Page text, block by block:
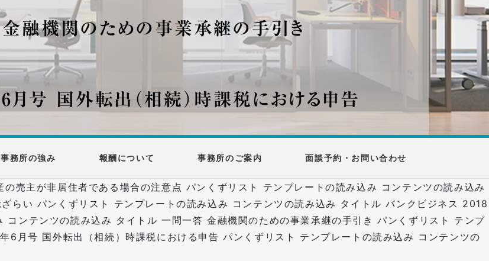
融機関のための事業承継の手引き
号 国外転出（相続）時課税における申告
務所の強み 報酬について 事務所のご案内 面談予約・お問い合わせ
主が非居住者である場合の注意点 パンくずリスト テンプレートの読み込み コンテンツの読み込み
い パンくずリスト テンプレートの読み込み コンテンツの読み込み タイトル バンクビジネス 2018
コンテンツの読み込み タイトル 一問一答 金融機関のための事業承継の手引き パンくずリスト テンプ
6月号 国外転出（相続）時課税における申告 パンくずリスト テンプレートの読み込み コンテンツの